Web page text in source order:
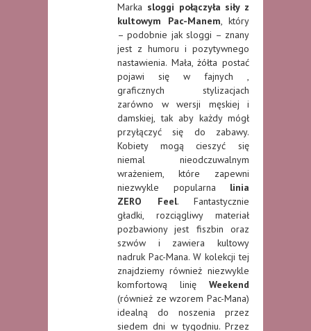
Marka sloggi połączyła siły z
kultowym Pac-Manem, który
– podobnie jak sloggi – znany
jest z humoru i pozytywnego
nastawienia. Mała, żółta postać
pojawi się w fajnych ,
graficznych stylizacjach
zarówno w wersji męskiej i
damskiej, tak aby każdy mógł
przyłączyć się do zabawy.
Kobiety mogą cieszyć się
niemal nieodczuwalnym
wrażeniem, które zapewni
niezwykle popularna linia
ZERO Feel. Fantastycznie
gładki, rozciągliwy materiał
pozbawiony jest fiszbin oraz
szwów i zawiera kultowy
nadruk Pac-Mana. W kolekcji tej
znajdziemy również niezwykle
komfortową linię Weekend
(również ze wzorem Pac-Mana)
idealną do noszenia przez
siedem dni w tygodniu. Przez